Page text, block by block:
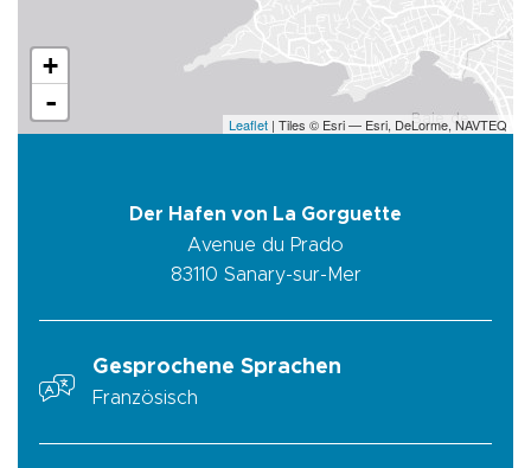
+
-
Leaflet | Tiles © Esri — Esri, DeLorme, NAVTEQ
Der Hafen von La Gorguette
Avenue du Prado
83110 Sanary-sur-Mer
Gesprochene Sprachen
Französisch